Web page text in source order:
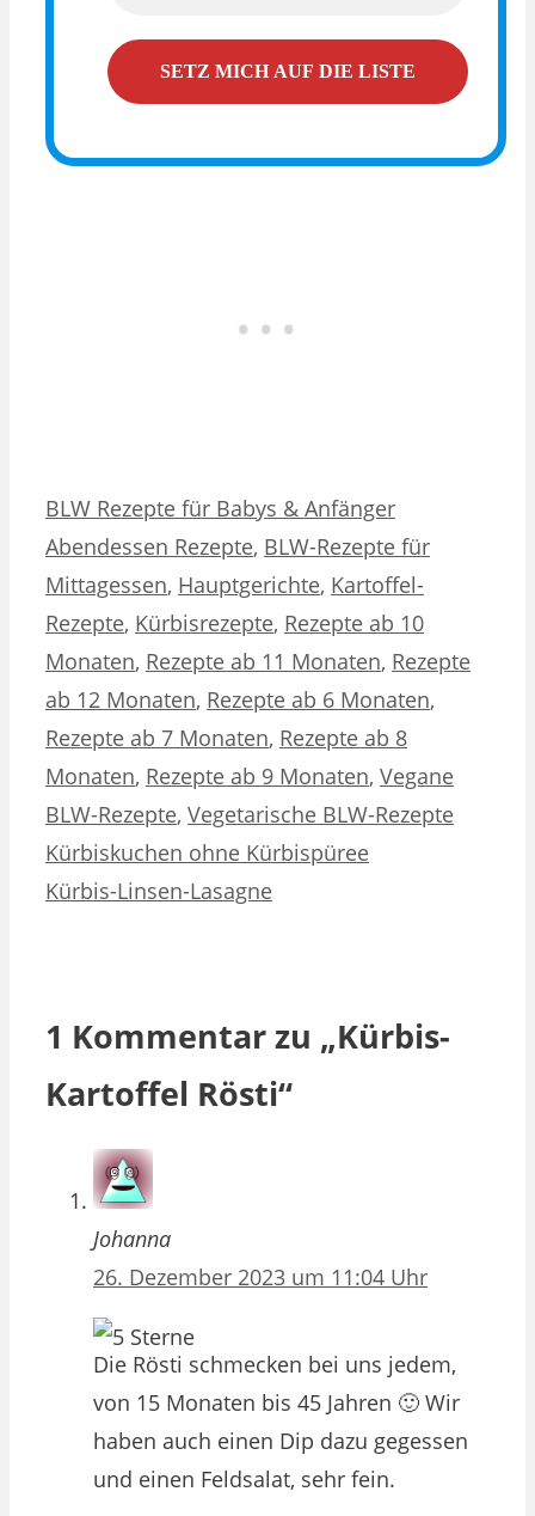
Kategorien
BLW Rezepte für Babys & AnfängerSchlagwörter
Abendessen Rezepte, BLW-Rezepte für
Mittagessen, Hauptgerichte, Kartoffel-
Rezepte, Kürbisrezepte, Rezepte ab 10
Monaten, Rezepte ab 11 Monaten, Rezepte
ab 12 Monaten, Rezepte ab 6 Monaten,
Rezepte ab 7 Monaten, Rezepte ab 8
Monaten, Rezepte ab 9 Monaten, Vegane
BLW-Rezepte, Vegetarische BLW-Rezepte
Kürbiskuchen ohne Kürbispüree
Kürbis-Linsen-Lasagne
1 Kommentar zu „Kürbis-
Kartoffel Rösti“
Johanna
26. Dezember 2023 um 11:04 Uhr
Die Rösti schmecken bei uns jedem,
von 15 Monaten bis 45 Jahren 🙂 Wir
haben auch einen Dip dazu gegessen
und einen Feldsalat, sehr fein.